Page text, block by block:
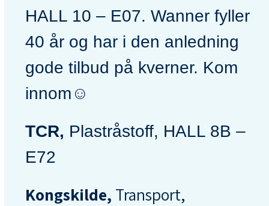
HALL 10 – E07. Wanner fyller
40 år og har i den anledning
gode tilbud på kverner. Kom
innom☺️
TCR, Plastråstoff, HALL 8B –
E72
Kongskilde, Transport,